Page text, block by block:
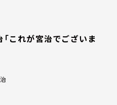
「これが宮治でございま